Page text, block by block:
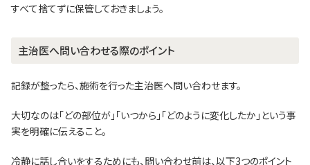
すべて捨てずに保管しておきましょう。
主治医へ問い合わせる際のポイント
記録が整ったら、施術を行った主治医へ問い合わせます。
大切なのは「どの部位が」「いつから」「どのように変化したか」という事
実を明確に伝えること。
冷静に話し合いをするためにも、問い合わせ前は、以下3つのポイント